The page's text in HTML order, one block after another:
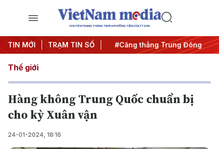
CHUYÊN TRANG THÔNG TIN ĐA PHƯƠNG TIỆN CỦA TTXVN
TIN MỚI TRẠM TIN SỐ
#Chống khai thác IUU #Căng thẳng Trung Đông
Thế giới
Hàng không Trung Quốc chuẩn bị
cho kỳ Xuân vận
24-01-2024, 18:16